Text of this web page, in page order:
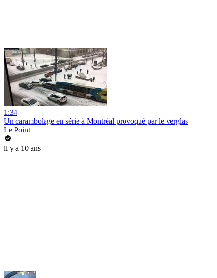
1:34
Un carambolage en série à Montréal provoqué par le verglas
Le Point
il y a 10 ans